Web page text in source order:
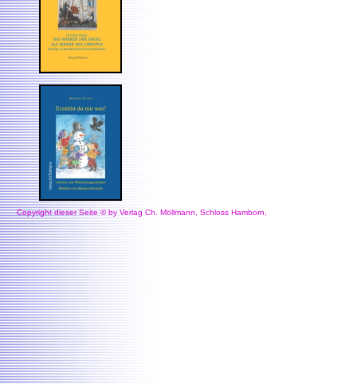
Copyright dieser Seite © by Verlag Ch. Möllmann, Schloss Hamborn,